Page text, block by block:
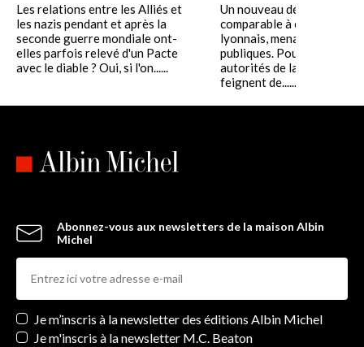
Les relations entre les Alliés et
les nazis pendant et après la
seconde guerre mondiale ont-
elles parfois relevé d'un Pacte
avec le diable ? Oui, si l'on......
Un nouveau désastre,
comparable à celui du
lyonnais, menace les
publiques. Pourtant, les
autorités de la place de
feignent de......
Abonnez-vous aux newsletters de la maison Albin
Michel
Newsletters
Je m’inscris à la newsletter des éditions Albin Michel
Je m'inscris à la newsletter M.C. Beaton